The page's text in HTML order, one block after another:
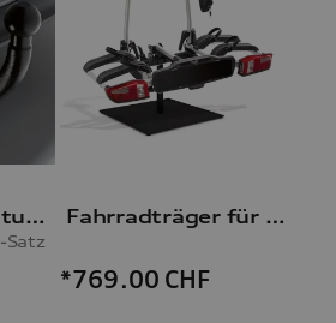
Anhängevorrichtung
Satz
Fahrradträger für die Anhängevorrichtung
*769.00 CHF